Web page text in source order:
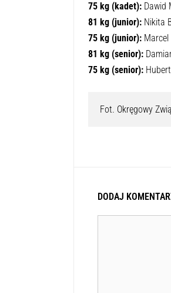
75 kg (kadet):Dawid
81 kg (junior):Nikita
75 kg (junior):Marcel
81 kg (senior):
75 kg (senior):Hubert
Fot. Okręgowy
DODAJ